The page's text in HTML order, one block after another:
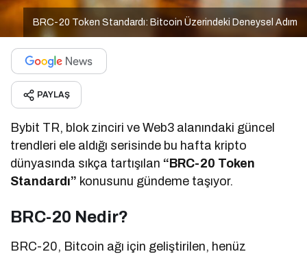
BRC-20 Token Standardı: Bitcoin Üzerindeki Deneysel Adım
PAYLAŞ
Bybit TR, blok zinciri ve Web3 alanındaki güncel
trendleri ele aldığı serisinde bu hafta kripto
dünyasında sıkça tartışılan “BRC-20 Token
Standardı” konusunu gündeme taşıyor.
BRC-20 Nedir?
BRC-20, Bitcoin ağı için geliştirilen, henüz